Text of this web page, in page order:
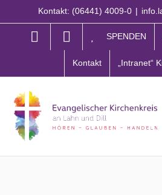
Inhalt
Kontakt: (06441) 4009-0 |
SPENDEN
Kontakt „Intranet“